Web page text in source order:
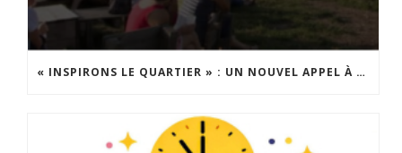
« INSPIRONS LE QUARTIER » : UN NOUVEL APPEL À PROJETS EST LANCÉ !